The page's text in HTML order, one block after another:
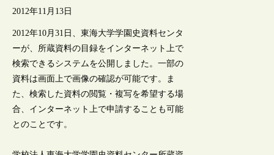
2012年11月13日
2012年10月31日、東海大学学園史資料センタ
ーが、所蔵資料の目録をインターネット上で
検索できるシステムを公開しました。一部の
資料は画面上で画像の確認が可能です。ま
た、検索した資料の閲覧・複写を希望する場
合、インターネット上で申請することも可能
とのことです。